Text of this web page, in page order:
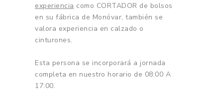
experiencia como CORTADOR de bolsos
en su fábrica de Monóvar, también se
valora experiencia en calzado o
cinturones.
Esta persona se incorporará a jornada
completa en nuestro horario de 08:00 A
17:00.